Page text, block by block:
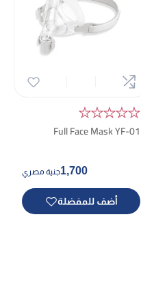
★★★★★
Full Face Mask YF-01
جنية مصري1,700
أضف للمفضلة